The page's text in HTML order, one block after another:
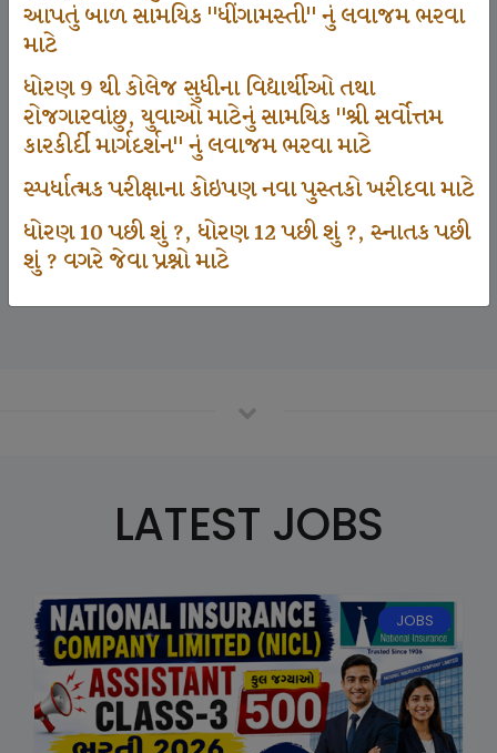
આપતું બાળ સામયિક "ધીંગામસ્તી" નું લવાજમ ભરવા
માટે
ધોરણ 9 થી કોલેજ સુધીના વિદ્યાર્થીઓ તથા
રોજગારવાંછુ, યુવાઓ માટેનું સામયિક "શ્રી સર્વોત્તમ
કારકીર્દી માર્ગદર્શન" નું લવાજમ ભરવા માટે
સ્પર્ધાત્મક પરીક્ષાના કોઇપણ નવા પુસ્તકો ખરીદવા માટે
ધોરણ 10 પછી શું ?, ધોરણ 12 પછી શું ?, સ્નાતક પછી
શું ? વગરે જેવા પ્રશ્નો માટે
1000
Participate School In GKIQ
125000
LATEST JOBS
JOBS